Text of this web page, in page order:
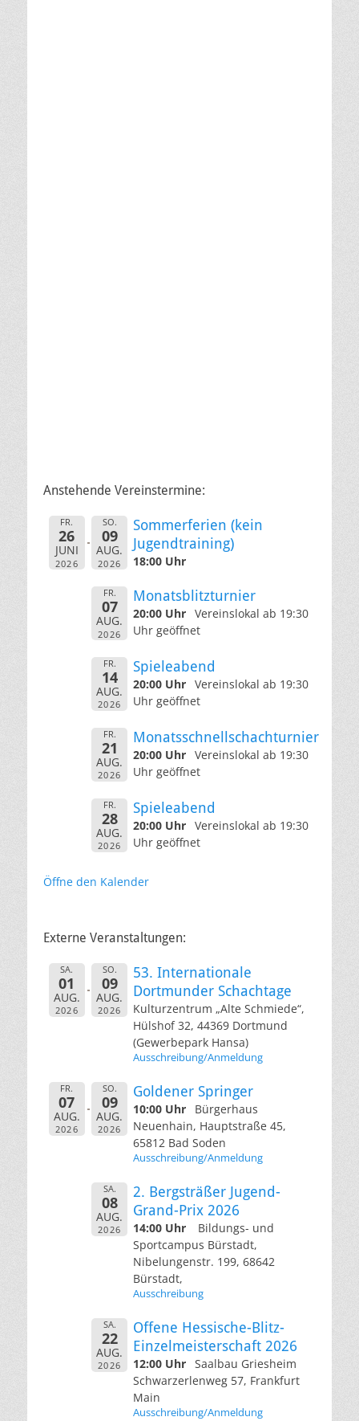
Anstehende Vereinstermine:
FR.
26
JUNI
2026
SO.
09
AUG.
2026
Sommerferien (kein
Jugendtraining)
18:00 Uhr
FR.
07
AUG.
2026
Monatsblitzturnier
20:00 Uhr Vereinslokal ab 19:30
Uhr geöffnet
FR.
14
AUG.
2026
Spieleabend
20:00 Uhr Vereinslokal ab 19:30
Uhr geöffnet
FR.
21
AUG.
2026
Monatsschnellschachturnier
20:00 Uhr Vereinslokal ab 19:30
Uhr geöffnet
FR.
28
AUG.
2026
Spieleabend
20:00 Uhr Vereinslokal ab 19:30
Uhr geöffnet
Öffne den Kalender
Externe Veranstaltungen:
SA.
01
AUG.
2026
SO.
09
AUG.
2026
53. Internationale
Dortmunder Schachtage
Kulturzentrum „Alte Schmiede“,
Hülshof 32, 44369 Dortmund
(Gewerbepark Hansa)
Ausschreibung/Anmeldung
FR.
07
AUG.
2026
SO.
09
AUG.
2026
Goldener Springer
10:00 Uhr
Bürgerhaus
Neuenhain, Hauptstraße 45,
65812 Bad Soden
Ausschreibung/Anmeldung
SA.
08
AUG.
2026
2. Bergsträßer Jugend-
Grand-Prix 2026
14:00 Uhr
Bildungs- und
Sportcampus Bürstadt,
Nibelungenstr. 199, 68642
Bürstadt,
Ausschreibung
SA.
22
AUG.
2026
Offene Hessische-Blitz-
Einzelmeisterschaft 2026
12:00 Uhr Saalbau Griesheim
Schwarzerlenweg 57, Frankfurt
Main
Ausschreibung/Anmeldung